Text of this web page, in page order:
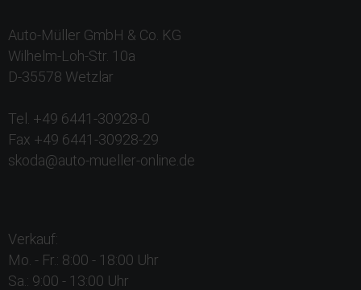
Auto-Müller GmbH & Co. KG
Wilhelm-Loh-Str. 10a
D-35578 Wetzlar
Tel. +49 6441-30928-0
Fax +49 6441-30928-29
skoda@auto-mueller-online.de
Verkauf:
Mo. - Fr.: 8:00 - 18:00 Uhr
Sa.: 9:00 - 13:00 Uhr